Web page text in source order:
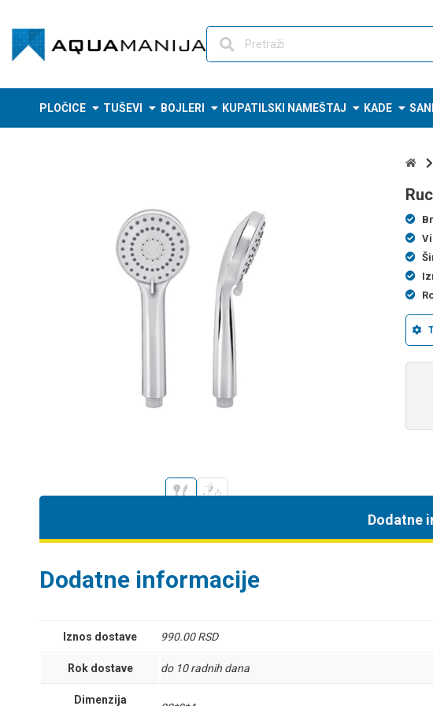
content
PLOČICE TUŠEVI BOJLERI KUPATILSKI NAMEŠTAJ KADE
Dodatne
Dodatne informacije
Iznos dostave 990.00 RSD
Rok dostave do 10 radnih dana
Dimenzija